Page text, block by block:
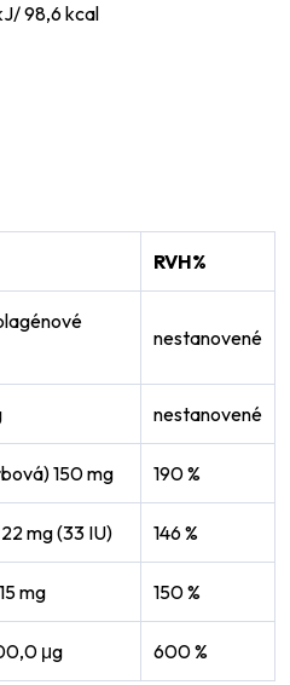
98,6 kcal
RVH%
nestanovené
nestanovené
150 mg 190 %
mg (33 IU) 146 %
mg 150 %
μg
600 %